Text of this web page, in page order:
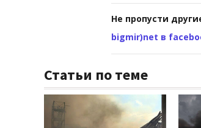
Не пропусти
bigmir)net в
Статьи по теме